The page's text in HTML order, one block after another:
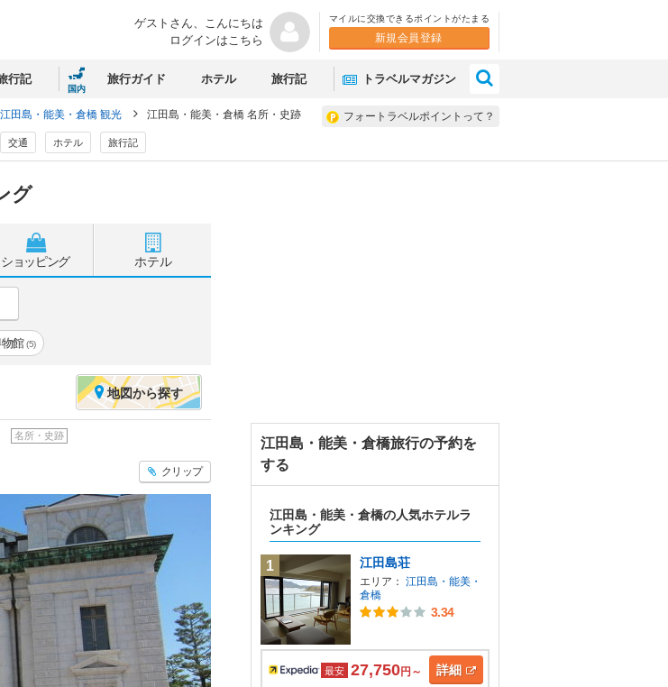
ゲストさん、 こんにちは
ログインはこちら
マイルに交換できるポイントがたまる
新規会員登録
行記
国内
旅行ガイド ホテル 旅行記 トラベルマガジン
フォートラベルポイントって？
江田島・能美・倉橋 観光 江田島・能美・倉橋 名所・史跡
交通 ホテル 旅行記
グ
ショッピング ホテル
館 (5)
地図から探す
名所・史跡
クリップ
江田島・能美・倉橋旅行の予約を
する
江田島・能美・倉橋の人気ホテルラ
ンキング
1 江田島荘
エリア： 江田島・能美・
倉橋
3.34
最安 27,750円～ 詳細